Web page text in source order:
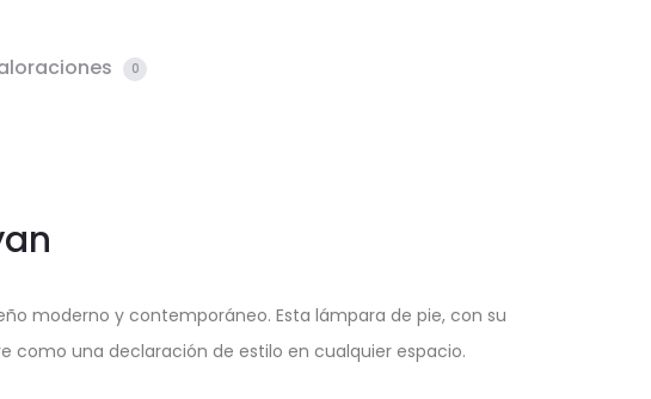
0
moderno y contemporáneo. Esta lámpara de pie, con su
como una declaración de estilo en cualquier espacio.